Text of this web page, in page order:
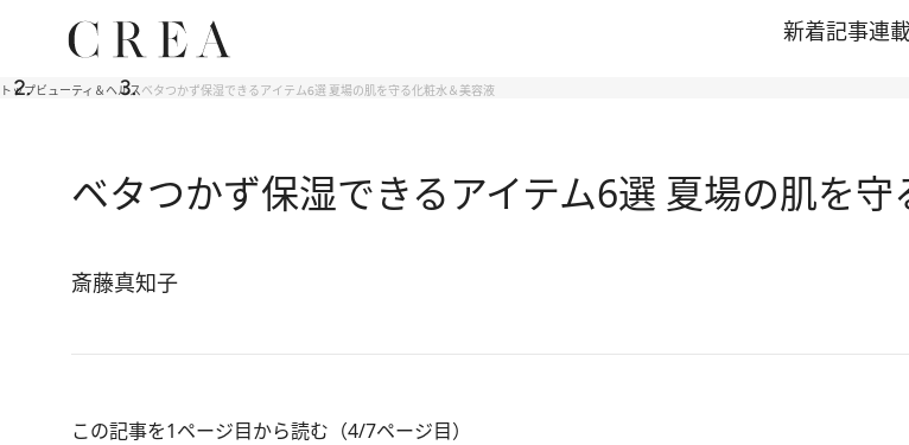
新着記事連
トップビューティ＆ヘルスベタつかず保湿できるアイテム6選 夏場の肌を守る化粧水＆美容液
ベタつかず保湿できるアイテム6選 夏場の肌を
斎藤真知子
この記事を1ページ目から読む（4/7ページ目）